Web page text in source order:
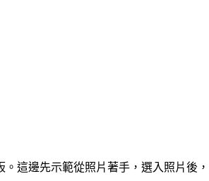
這邊先示範從照片著手，選入照片後